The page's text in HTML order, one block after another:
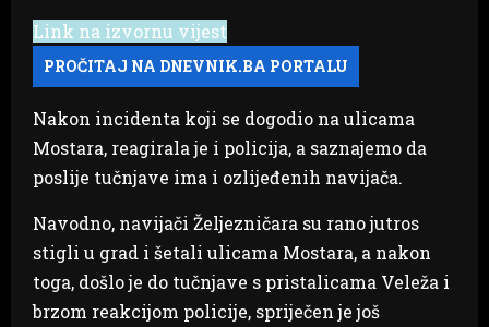
Link na izvornu vijest
Nakon incidenta koji se dogodio na ulicama
Mostara, reagirala je i policija, a saznajemo da
poslije tučnjave ima i ozlijeđenih navijača.
Navodno, navijači Željezničara su rano jutros
stigli u grad i šetali ulicama Mostara, a nakon
toga, došlo je do tučnjave s pristalicama Veleža i
brzom reakcijom policije, spriječen je još